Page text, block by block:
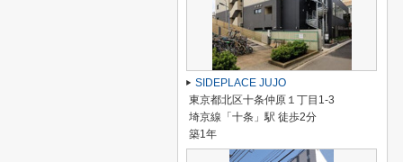
SIDEPLACE JUJO
東京都北区十条仲原１丁目1-3
埼京線「十条」駅 徒歩2分
築1年